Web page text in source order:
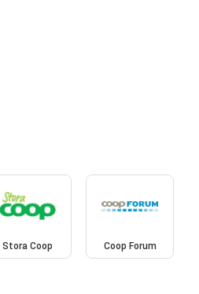
Stora Coop Coop Forum